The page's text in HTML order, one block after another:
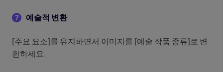
7 예술적 변환
[주요 요소]를 유지하면서 이미지를 [예술 작품 종류]로 변
환하세요.